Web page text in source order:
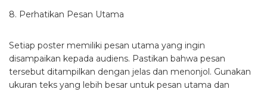
8. Perhatikan Pesan Utama
Setiap poster memiliki pesan utama yang ingin
disampaikan kepada audiens. Pastikan bahwa pesan
tersebut ditampilkan dengan jelas dan menonjol. Gunakan
ukuran teks yang lebih besar untuk pesan utama dan